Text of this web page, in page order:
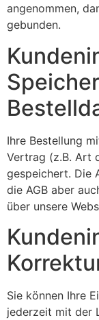
angenommen,
gebunden.
Ihre Bestellung
Vertrag (z.B. Art
gespeichert. Die
die AGB aber
über unsere
Sie können Ihre
jederzeit mit der